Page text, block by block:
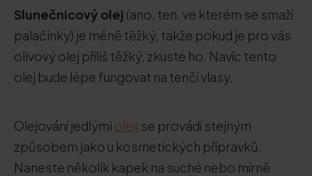
Slunečnicový olej (ano, ten, ve kterém se smaží
palačinky) je méně těžký, takže pokud je pro vás
olivový olej příliš těžký, zkuste ho. Navíc tento
olej bude lépe fungovat na tenčí vlasy.
Olejování jedlými oleji se provádí stejným
způsobem jako u kosmetických přípravků.
Naneste několik kapek na suché nebo mírně